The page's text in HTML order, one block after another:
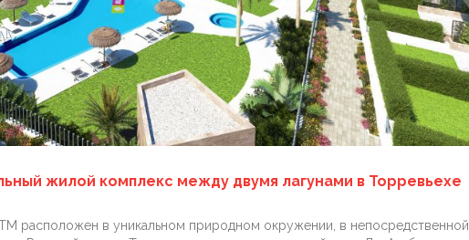
жилой комплекс между двумя лагунами в Торревьехе
расположен в уникальном природном окружении, в непосредственной